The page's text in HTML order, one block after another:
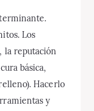
Los
la reputación
básica,
Hacerlo
y